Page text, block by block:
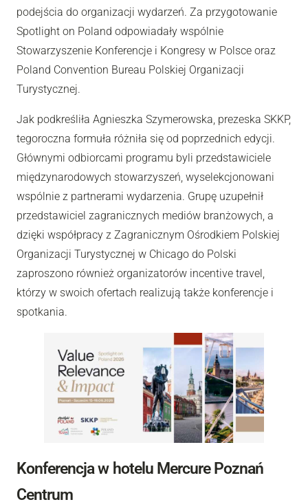
podejścia do organizacji wydarzeń. Za przygotowanie
Spotlight on Poland odpowiadały wspólnie
Stowarzyszenie Konferencje i Kongresy w Polsce oraz
Poland Convention Bureau Polskiej Organizacji
Turystycznej.
Jak podkreśliła Agnieszka Szymerowska, prezeska SKKP,
tegoroczna formuła różniła się od poprzednich edycji.
Głównymi odbiorcami programu byli przedstawiciele
międzynarodowych stowarzyszeń, wyselekcjonowani
wspólnie z partnerami wydarzenia. Grupę uzupełnił
przedstawiciel zagranicznych mediów branżowych, a
dzięki współpracy z Zagranicznym Ośrodkiem Polskiej
Organizacji Turystycznej w Chicago do Polski
zaproszono również organizatorów incentive travel,
którzy w swoich ofertach realizują także konferencje i
spotkania.
Konferencja w hotelu Mercure Poznań
Centrum